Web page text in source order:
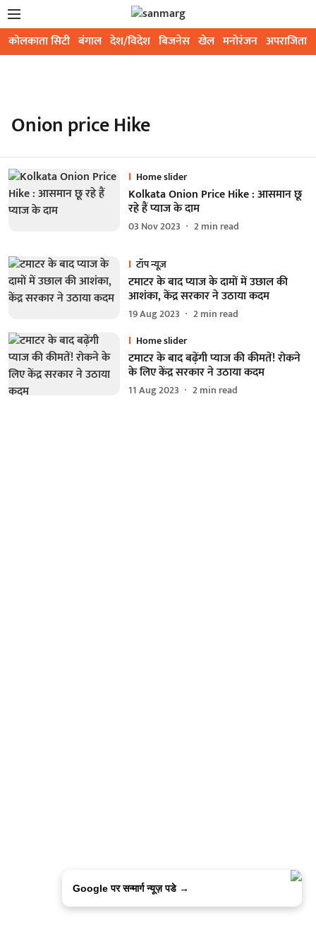
कोलकाता सिटी बंगाल देश/विदेश बिजनेस खेल मनोरंजन अपराजिता
Onion price Hike
Home slider
Kolkata Onion Price Hike : आसमान छू
रहे हैं प्याज के दाम
03 Nov 2023 2min read
टॉप न्यूज़
टमाटर के बाद प्याज के दामों में उछाल की
आशंका, केंद्र सरकार ने उठाया कदम
19 Aug 2023 2min read
Home slider
टमाटर के बाद बढ़ेंगी प्याज की कीमतें! रोकने
के लिए केंद्र सरकार ने उठाया कदम
11 Aug 2023 2min read
Google पर सन्मार्ग न्यूज़ पडे →